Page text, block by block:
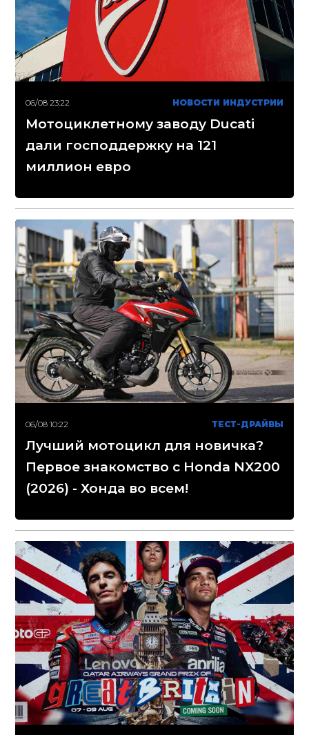
06/08 23:22 НОВОСТИ ИНДУСТРИИ
Мотоциклетному заводу Ducati
дали господдержку на 121
миллион евро
06/08 10:22 ТЕСТ-ДРАЙВЫ
Лучший мотоцикл для новичка?
Первое знакомство с Honda NX200
(2026) - Хонда во всем!